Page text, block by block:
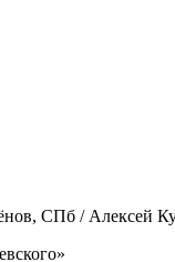
СПб / Алексей